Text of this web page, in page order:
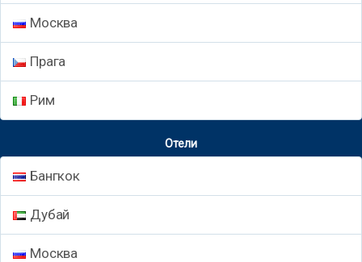
Москва
Прага
Рим
Отели
Бангкок
Дубай
Москва